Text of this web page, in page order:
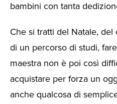
bambini con tanta
Che si tratti del Natale,
di un percorso di studi,
maestra non è poi così
acquistare per forza un
anche qualcosa di